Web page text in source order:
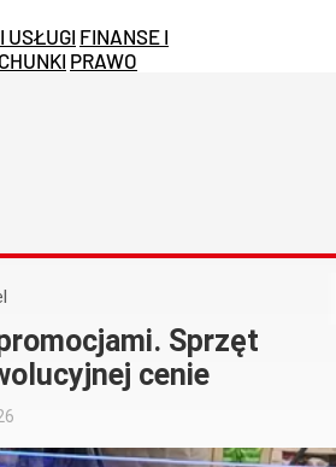
USŁUGI FINANSE I
PRAWO
Sprzęt
cenie